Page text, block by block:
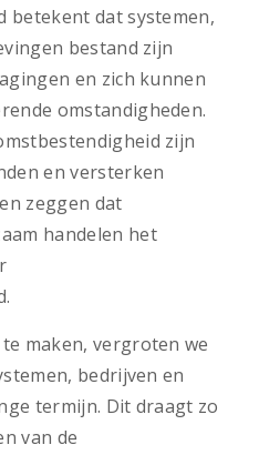
betekent dat systemen,
bestand zijn
en zich kunnen
omstandigheden.
zijn
en versterken
zeggen dat
handelen het
maken, vergroten we
bedrijven en
termijn. Dit draagt zo
van de